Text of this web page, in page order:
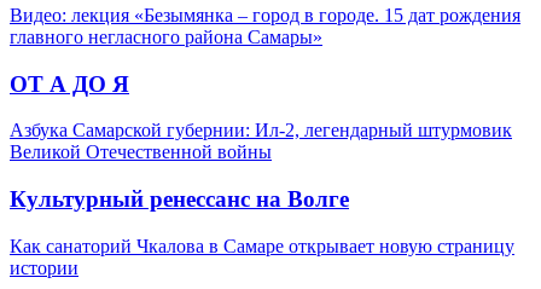
Видео: лекция «Безымянка – город в городе. 15 дат рождения
главного негласного района Самары»
ОТ А ДО Я
Азбука Самарской губернии: Ил-2, легендарный штурмовик
Великой Отечественной войны
Культурный ренессанс на Волге
Как санаторий Чкалова в Самаре открывает новую страницу
истории